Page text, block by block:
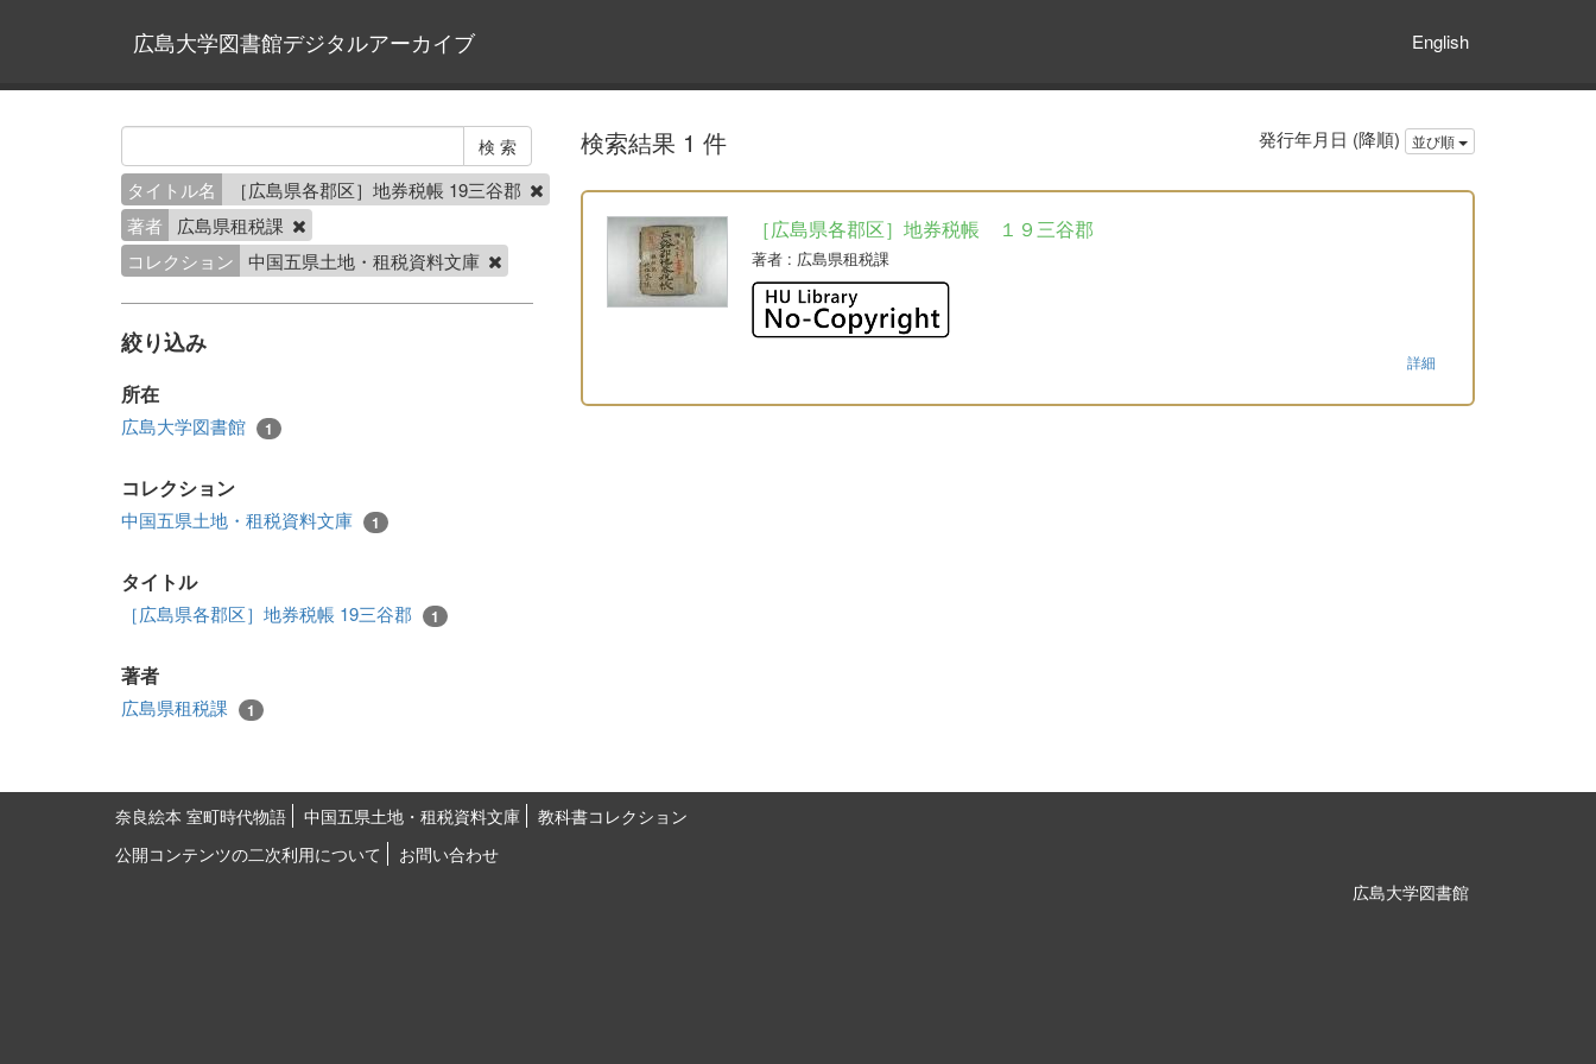
広島大学図書館デジタルアーカイブ English
タイトル名
［広島県各郡区］地券税帳 19三谷郡
著者
広島県租税課
コレクション
中国五県土地・租税資料文庫
絞り込み
所在
広島大学図書館 1
コレクション
中国五県土地・租税資料文庫 1
タイトル
［広島県各郡区］地券税帳 19三谷郡 1
著者
広島県租税課 1
検索結果 1 件 発行年月日 (降順) 並び順
［広島県各郡区］地券税帳 １９三谷郡
著者: 広島県租税課
詳細
奈良絵本 室町時代物語 中国五県土地・租税資料文庫
教科書コレクション
公開コンテンツの二次利用について
お問い合わせ
広島大学図書館